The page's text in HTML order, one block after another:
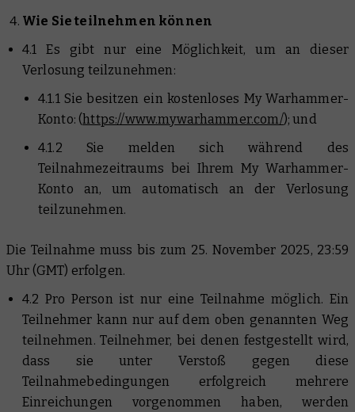
Wie Sie teilnehmen können
4.1 Es gibt nur eine Möglichkeit, um an dieser
Verlosung teilzunehmen:
4.1.1 Sie besitzen ein kostenloses My Warhammer-
Konto: (https://www.mywarhammer.com/); und
4.1.2 Sie melden sich während des
Teilnahmezeitraums bei Ihrem My Warhammer-
Konto an, um automatisch an der Verlosung
teilzunehmen.
Die Teilnahme muss bis zum 25. November 2025, 23:59
Uhr (GMT) erfolgen.
4.2 Pro Person ist nur eine Teilnahme möglich. Ein
Teilnehmer kann nur auf dem oben genannten Weg
teilnehmen. Teilnehmer, bei denen festgestellt wird,
dass sie unter Verstoß gegen diese
Teilnahmebedingungen erfolgreich mehrere
Einreichungen vorgenommen haben, werden